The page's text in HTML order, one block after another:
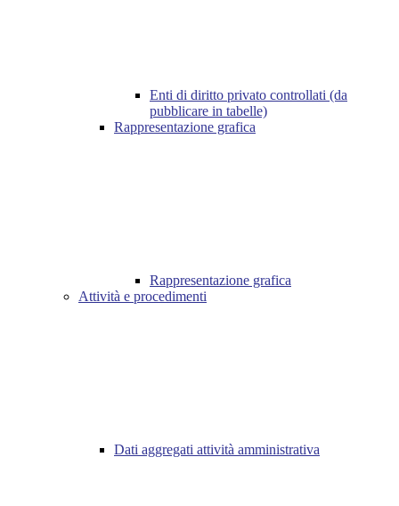
Enti di diritto privato controllati (da
pubblicare in tabelle)
Rappresentazione grafica
Rappresentazione grafica
Attività e procedimenti
Dati aggregati attività amministrativa